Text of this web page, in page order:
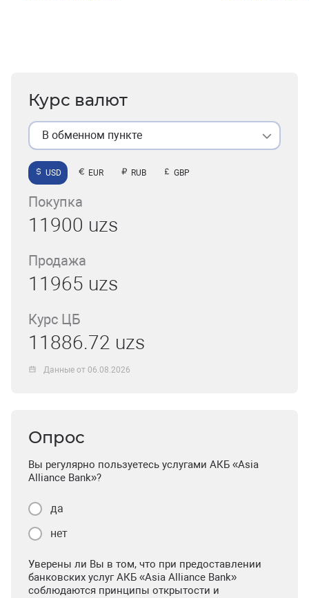
Курс валют
В обменном пункте
USD EUR RUB GBP
Покупка
11900 uzs
Продажа
11965 uzs
Курс ЦБ
11886.72 uzs
Данные от 06.08.2026
Опрос
Вы регулярно пользуетесь услугами АКБ «Asia
Alliance Bank»?
да
нет
Уверены ли Вы в том, что при предоставлении
банковских услуг АКБ «Asia Alliance Bank»
соблюдаются принципы открытости и